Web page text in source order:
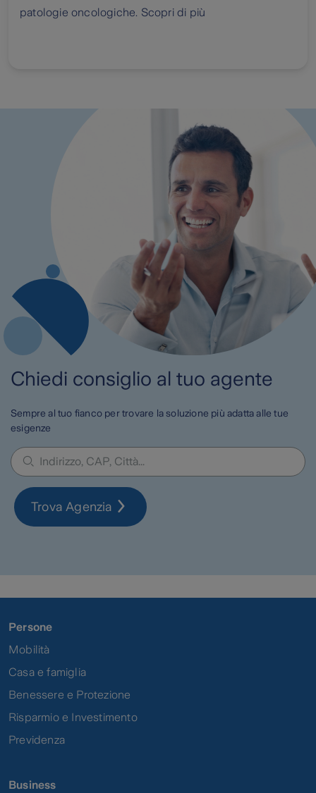
patologie oncologiche. Scopri di più
Chiedi consiglio al tuo agente
Sempre al tuo fianco per trovare la soluzione più adatta alle tue
esigenze
Trova Agenzia
Persone
Mobilità
Casa e famiglia
Benessere e Protezione
Risparmio e Investimento
Previdenza
Business